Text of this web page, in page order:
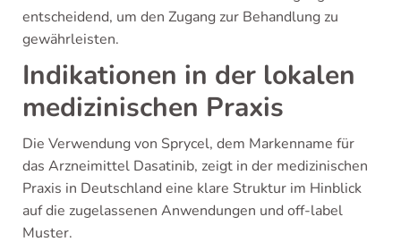
entscheidend, um den Zugang zur Behandlung zu
gewährleisten.
Indikationen in der lokalen
medizinischen Praxis
Die Verwendung von Sprycel, dem Markenname für
das Arzneimittel Dasatinib, zeigt in der medizinischen
Praxis in Deutschland eine klare Struktur im Hinblick
auf die zugelassenen Anwendungen und off-label
Muster.